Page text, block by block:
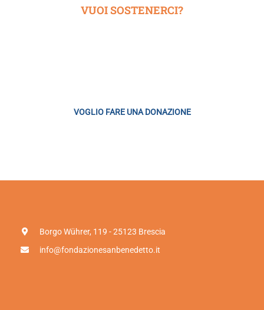
VUOI SOSTENERCI?
VOGLIO FARE UNA DONAZIONE
Borgo Wührer, 119 - 25123 Brescia
info@fondazionesanbenedetto.it